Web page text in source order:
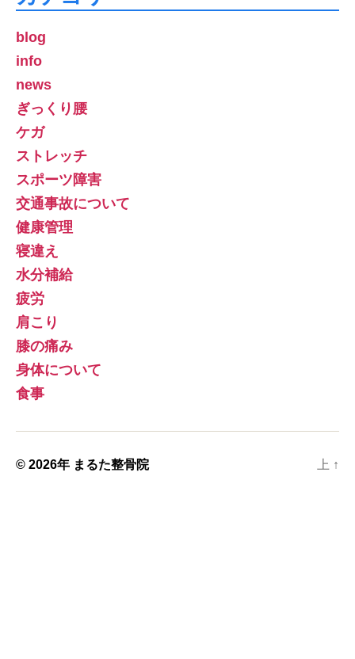
blog
info
news
ぎっくり腰
ケガ
ストレッチ
スポーツ障害
交通事故について
健康管理
寝違え
水分補給
疲労
肩こり
膝の痛み
身体について
食事
© 2026年 まるた整骨院 上 ↑